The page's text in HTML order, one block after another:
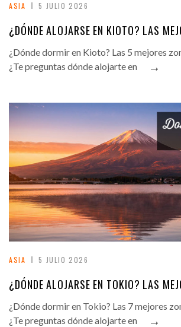
ASIA 5 JULIO 2026
¿DÓNDE ALOJARSE EN KIOTO? LAS
¿Dónde dormir en Kioto? Las 5 mejores
¿Te preguntas dónde alojarte en
→
ASIA 5 JULIO 2026
¿DÓNDE ALOJARSE EN TOKIO? LAS
¿Dónde dormir en Tokio? Las 7 mejores
¿Te preguntas dónde alojarte en
→